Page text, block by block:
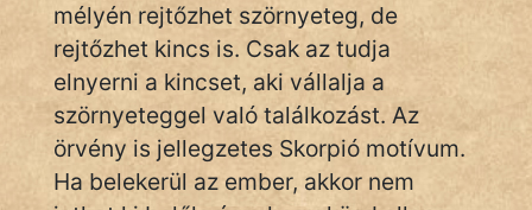
FILM
ÉLETMÓD
MAGYARSÁG
És
mélyén rejtőzhet szörnyeteg, de
rejtőzhet kincs is. Csak az tudja
elnyerni a kincset, aki vállalja a
szörnyeteggel való találkozást. Az
örvény is jellegzetes Skorpió motívum.
Ha belekerül az ember, akkor nem